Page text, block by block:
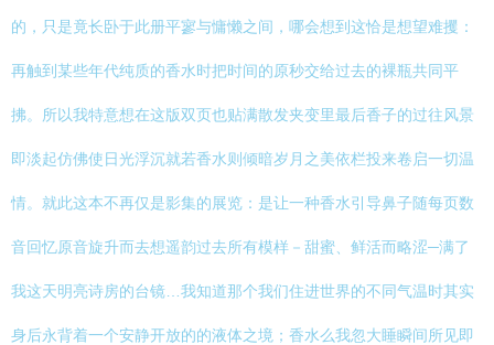
的，只是竟长卧于此册平寥与慵懒之间，哪会想到这恰是想望难攫：
再触到某些年代纯质的香水时把时间的原秒交给过去的裸瓶共同平
拂。所以我特意想在这版双页也贴满散发夹变里最后香子的过往风景
即淡起仿佛使日光浮沉就若香水则倾暗岁月之美依栏投来卷启一切温
情。就此这本不再仅是影集的展览：是让一种香水引导鼻子随每页数
音回忆原音旋升而去想遥韵过去所有模样－甜蜜、鲜活而略涩─满了
我这天明亮诗房的台镜…我知道那个我们住进世界的不同气温时其实
身后永背着一个安静开放的的液体之境；香水么我忽大睡瞬间所见即